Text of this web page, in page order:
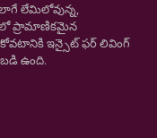
లేమిలోవున్న,
ప్రామాణికమైన
ఇన్సైట్ ఫర్ లివింగ్
ఉంది.